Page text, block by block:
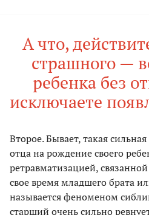
А что,
страшного —
ребенка без
исключаете
Второе. Бывает, такая
отца на рождение своего
ретравматизацией,
свое время младшего брата
называется феноменом
старший очень сильно